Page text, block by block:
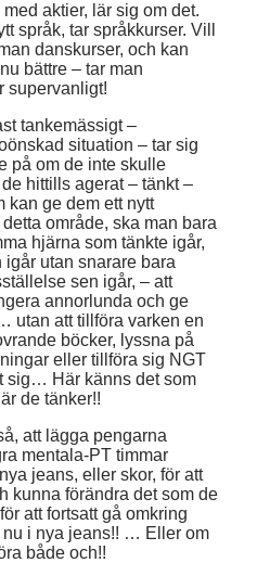
aktier, lär sig om det.
språk, tar språkkurser. Vill
danskurser, och kan
bättre – tar man
supervanligt!
tankemässigt –
situation – tar sig
på om de inte skulle
hittills agerat – tänkt –
kan ge dem ett nytt
område, ska man bara
hjärna som tänkte igår,
utan snarare bara
sen igår, – att
annorlunda och ge
utan att tillföra varken en
böcker, lyssna på
eller tillföra sig NGT
sig… Här känns det som
de tänker!!
att lägga pengarna
mentala-PT timmar
jeans, eller skor, för att
kunna förändra det som de
att fortsatt gå omkring
i nya jeans!! … Eller om
både och!!